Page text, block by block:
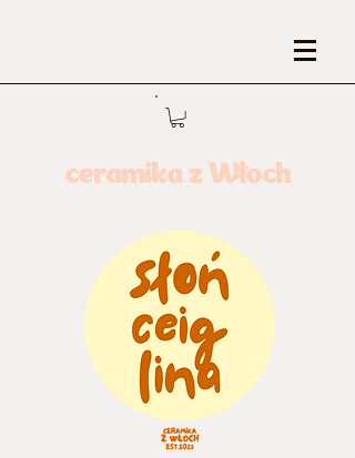
ceramika z Włoch